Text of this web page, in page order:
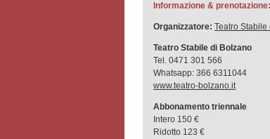
Informazione & prenotazione:
Organizzatore: Teatro
Teatro Stabile di Bolzano
Tel. 0471 301 566
Whatsapp: 366 6311044
www.teatro-bolzano.it
Abbonamento triennale
Intero 150 €
Ridotto 123 €